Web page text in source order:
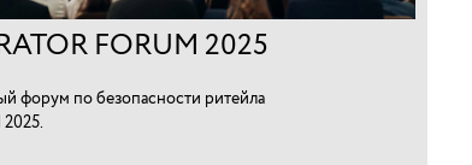
FORUM 2025
форум по безопасности ритейла